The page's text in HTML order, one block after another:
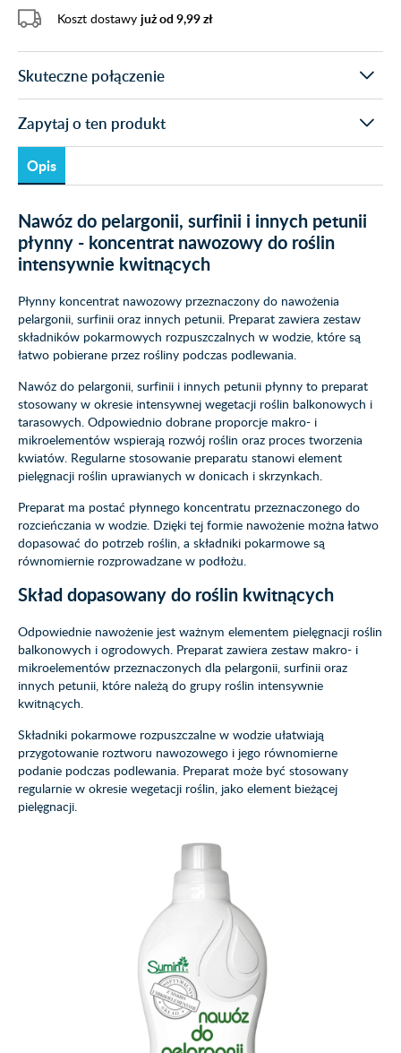
Koszt dostawy już od 9,99 zł
Skuteczne połączenie
Zapytaj o ten produkt
Opis
Nawóz do pelargonii, surfinii i innych petunii
płynny - koncentrat nawozowy do roślin
intensywnie kwitnących
Płynny koncentrat nawozowy przeznaczony do nawożenia
pelargonii, surfinii oraz innych petunii. Preparat zawiera zestaw
składników pokarmowych rozpuszczalnych w wodzie, które są
łatwo pobierane przez rośliny podczas podlewania.
Nawóz do pelargonii, surfinii i innych petunii płynny to preparat
stosowany w okresie intensywnej wegetacji roślin balkonowych i
tarasowych. Odpowiednio dobrane proporcje makro- i
mikroelementów wspierają rozwój roślin oraz proces tworzenia
kwiatów. Regularne stosowanie preparatu stanowi element
pielęgnacji roślin uprawianych w donicach i skrzynkach.
Preparat ma postać płynnego koncentratu przeznaczonego do
rozcieńczania w wodzie. Dzięki tej formie nawożenie można łatwo
dopasować do potrzeb roślin, a składniki pokarmowe są
równomiernie rozprowadzane w podłożu.
Skład dopasowany do roślin kwitnących
Odpowiednie nawożenie jest ważnym elementem pielęgnacji roślin
balkonowych i ogrodowych. Preparat zawiera zestaw makro- i
mikroelementów przeznaczonych dla pelargonii, surfinii oraz
innych petunii, które należą do grupy roślin intensywnie
kwitnących.
Składniki pokarmowe rozpuszczalne w wodzie ułatwiają
przygotowanie roztworu nawozowego i jego równomierne
podanie podczas podlewania. Preparat może być stosowany
regularnie w okresie wegetacji roślin, jako element bieżącej
pielęgnacji.